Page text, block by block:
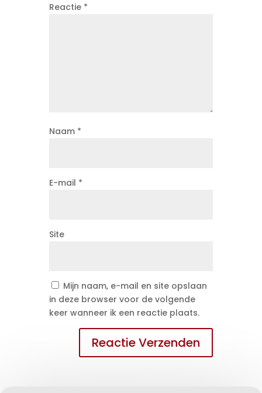
Reactie *
Naam *
E-mail *
Site
Mijn naam, e-mail en site opslaan
in deze browser voor de volgende
keer wanneer ik een reactie plaats.